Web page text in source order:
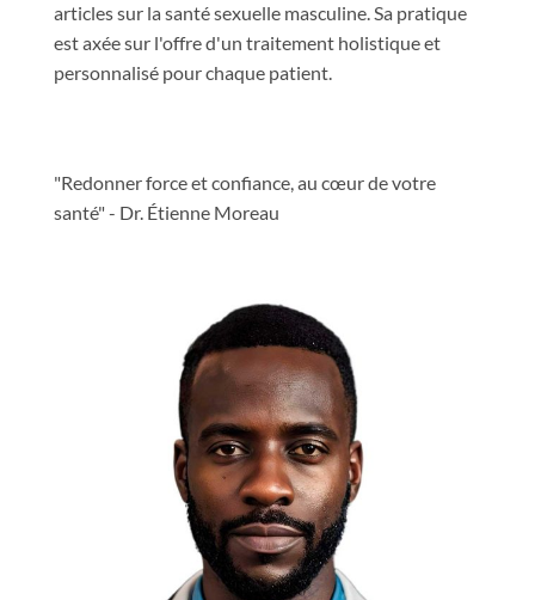
articles sur la santé sexuelle masculine. Sa pratique
est axée sur l'offre d'un traitement holistique et
personnalisé pour chaque patient.
"Redonner force et confiance, au cœur de votre
santé" - Dr. Étienne Moreau